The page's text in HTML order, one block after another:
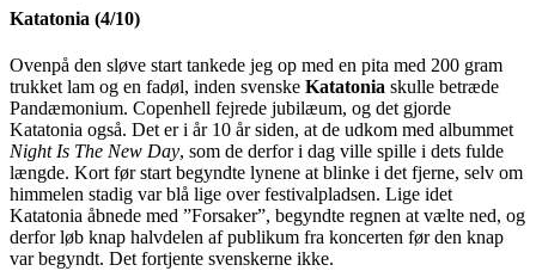
Katatonia (4/10)
Ovenpå den sløve start tankede jeg op med en pita med 200 gram
trukket lam og en fadøl, inden svenske Katatonia skulle betræde
Pandæmonium. Copenhell fejrede jubilæum, og det gjorde
Katatonia også. Det er i år 10 år siden, at de udkom med albummet
Night Is The New Day, som de derfor i dag ville spille i dets fulde
længde. Kort før start begyndte lynene at blinke i det fjerne, selv om
himmelen stadig var blå lige over festivalpladsen. Lige idet
Katatonia åbnede med ”Forsaker”, begyndte regnen at vælte ned, og
derfor løb knap halvdelen af publikum fra koncerten før den knap
var begyndt. Det fortjente svenskerne ikke.